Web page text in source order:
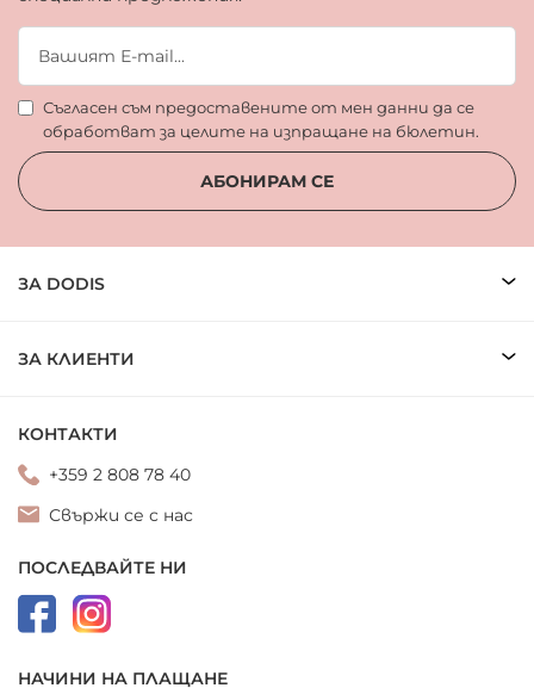
Съгласен съм предоставените от мен данни да се
обработват за целите на изпращане на бюлетин.
АБОНИРАМ СЕ
ЗА DODIS
ЗА КЛИЕНТИ
КОНТАКТИ
+359 2 808 78 40
Свържи се с нас
ПОСЛЕДВАЙТЕ НИ
НАЧИНИ НА ПЛАЩАНЕ